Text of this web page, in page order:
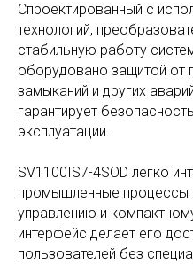
Спроектированный с
технологий,
стабильную работу
оборудовано защитой от
замыканий и других
гарантирует
эксплуатации.
SV1100IS7-4SOD легко
промышленные процессы
управлению и
интерфейс делает его
пользователей без